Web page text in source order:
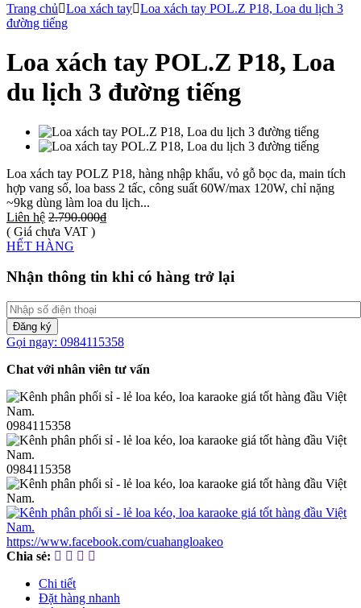
Trang chủ
Loa xách tay Loa xách tay POL.Z P18, Loa du lịch 3
đường tiếng
Loa xách tay POL.Z P18, Loa
du lịch 3 đường tiếng
Loa xách tay POLZ P18, hàng nhập khẩu, vỏ gỗ bọc da, main tích
hợp vang số, loa bass 2 tấc, công suất 60W/max 120W, chỉ nặng
~9kg dùng làm loa du lịch...
Liên hệ 2.790.000₫
( Giá chưa VAT )
HẾT HÀNG
Nhận thông tin khi có hàng trở lại
Đăng ký
Gọi ngay: 0984115358
Chat với nhân viên tư vấn
0984115358
0984115358
https://www.facebook.com/cuahangloakeo
Chia sẻ:
Chi tiết
Đặt hàng nhanh